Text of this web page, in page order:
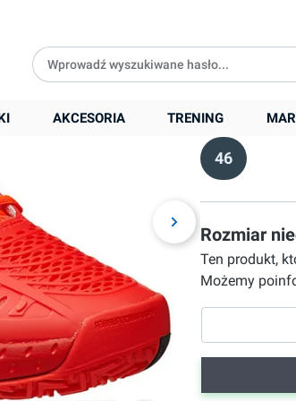
AKCESORIA TRENING
449,90
Rozmiar
46
Rozmiar
Ten produkt,
Możemy